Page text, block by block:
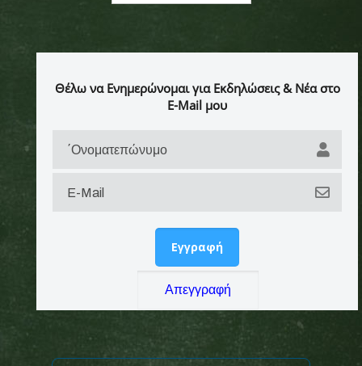
Θέλω να Ενημερώνομαι για Εκδηλώσεις & Νέα στο
E-Mail μου